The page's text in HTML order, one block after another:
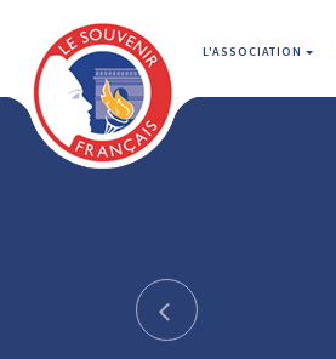
L'ASSOCIATION